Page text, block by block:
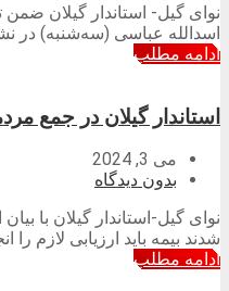
نوای گیل- استاندار گیلان
اسدالله عباسی (سه‌شنبه) در
ادامه مطلب
استاندار گیلان در جمع
می 3, 2024
بدون دیدگاه
نوای گیل-استاندار گیلان با
شدند بیمه باید ارزیابی لازم
ادامه مطلب